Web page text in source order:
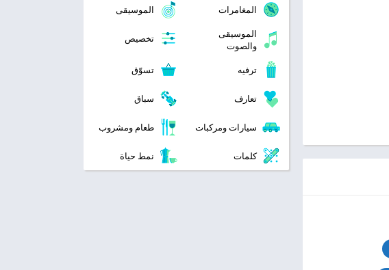
المغامرات
الموسيقى
الموسيقى
والصوت
تخصيص
ترفيه تسوّق
تعارف سباق
سيارات ومركبات طعام ومشروب
كلمات نمط حياة